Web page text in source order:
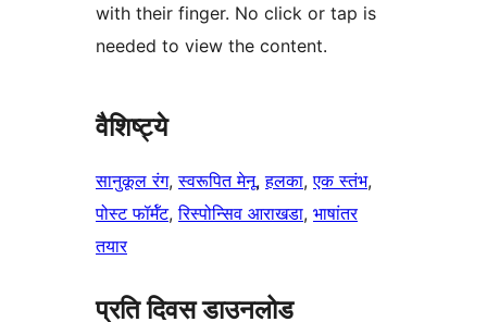
with their finger. No click or tap is
needed to view the content.
वैशिष्ट्ये
सानुकूल रंग, स्वरूपित मेनू, हलका, एक स्तंभ
पोस्ट फॉर्मॅट, रिस्पोन्सिव आराखडा, भाषांतर
तयार
प्रति दिवस डाउनलोड